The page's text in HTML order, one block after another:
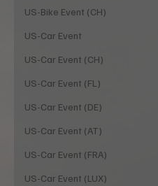
US-Bike Event (CH)
US-Car Event
US-Car Event (CH)
US-Car Event (FL)
US-Car Event (DE)
US-Car Event (AT)
US-Car Event (FRA)
US-Car Event (LUX)